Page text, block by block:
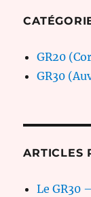
GR20
GR30
ARTICLES
Le GR30